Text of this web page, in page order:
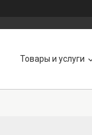
Товары и услуги